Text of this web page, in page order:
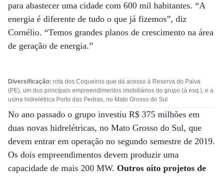
para abastecer uma cidade com 600 mil habitantes. “A
energia é diferente de tudo o que já fizemos”, diz
Cornélio. “Temos grandes planos de crescimento na área
de geração de energia.”
Diversificação: rota dos Coqueiros que dá acesso à Reserva do Paiva
(PE), um dos principais empreendimentos imobiliários do grupo (à esq.), e a
usina hidrelétrica Porto das Pedras, no Mato Grosso do Sul
No ano passado o grupo investiu R$ 375 milhões em
duas novas hidrelétricas, no Mato Grosso do Sul, que
devem entrar em operação no segundo semestre de 2019.
Os dois empreendimentos devem produzir uma
capacidade de mais 200 MW. Outros oito projetos de